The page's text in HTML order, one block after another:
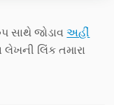
સાથે જોડાવઅહીં
લિંક તમારા